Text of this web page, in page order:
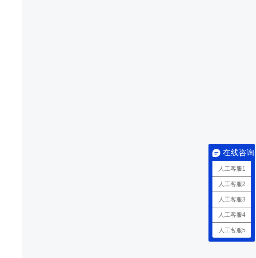
在线咨询
人工客服1
人工客服2
人工客服3
人工客服4
人工客服5